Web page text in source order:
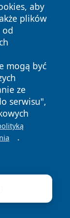
aby
plików
od
mogą być
ze
serwisu",
.
Polityka
Cookies